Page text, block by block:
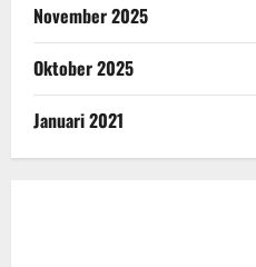
November 2025
Oktober 2025
Januari 2021